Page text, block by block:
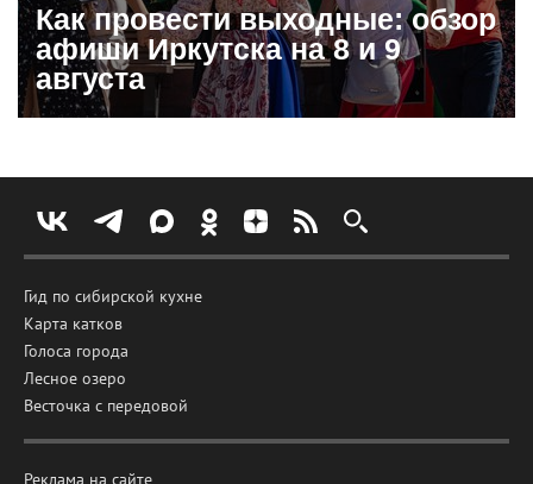
Как провести выходные: обзор
афиши Иркутска на 8 и 9
августа
Гид по сибирской кухне
Карта катков
Голоса города
Лесное озеро
Весточка с передовой
Реклама на сайте